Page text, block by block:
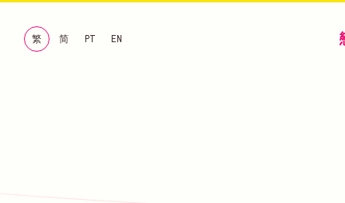
繁 简 PT EN